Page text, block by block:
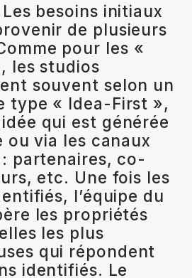
Les besoins initiaux
de plusieurs
pour les «
les studios
souvent selon un
type « Idea-First »,
qui est générée
ou via les canaux
partenaires, co-
etc. Une fois les
l’équipe du
les propriétés
les plus
qui répondent
identifiés. Le